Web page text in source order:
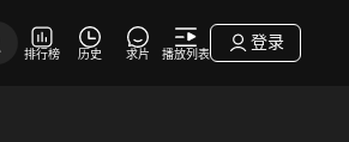
排行榜 历史 求片 播放列表
登录